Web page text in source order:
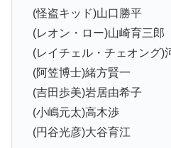
(怪盗キッド)山口勝平
(レオン・ロー)山崎育三郎
(レイチェル・チェオング)
(阿笠博士)緒方賢一
(吉田歩美)岩居由希子
(小嶋元太)高木渉
(円谷光彦)大谷育江